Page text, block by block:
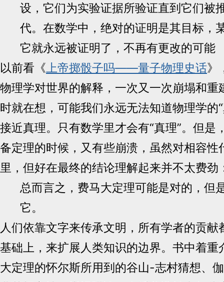
设，它们为实验证据所验证直到它们被
代。在数学中，绝对的证明是其目标，
它就永远被证明了，不再有更改的可能
以前看《上帝掷骰子吗——量子物理史话》
物理学对世界的解释，一次又一次崩塌和重
时就在想，可能我们永远无法知道物理学的
接近真理。只有数学里才会有“真理”。但是
备定理的时候，又有些崩溃，虽然对相容性
里，但好在最终的结论理解起来并不太费劲
总而言之，费马大定理可能是对的，但
它。
人们依靠文字来传承文明，所有学者的贡献
基础上，来扩展人类知识的边界。书中着重
大定理的怀尔斯所用到的谷山-志村猜想、